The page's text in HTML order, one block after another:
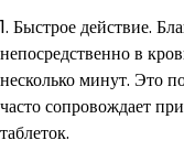
1. Быстрое действие.
непосредственно в
несколько минут. Это
часто сопровождает
таблеток.